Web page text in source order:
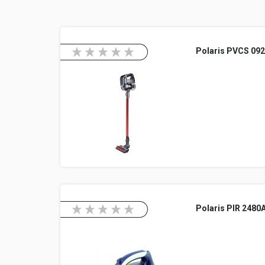
Polaris PVCS
Polaris PIR